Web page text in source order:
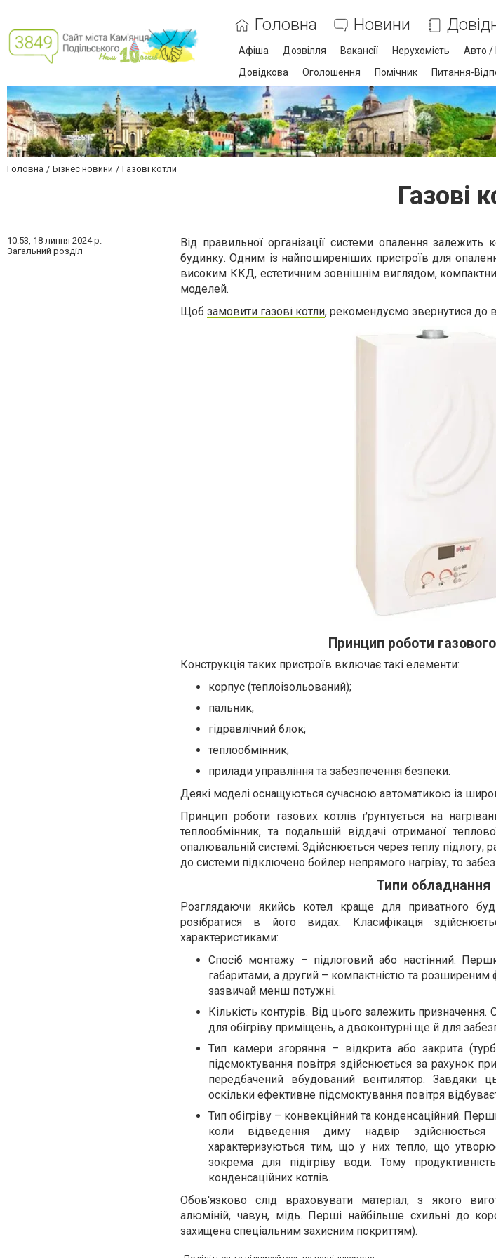
Головна Новини
Афіша Дозвілля Вакансії Нерухомість Авто /
Довідкова
Оголошення Помічник Питання-
Головна Бізнес новини Газові котли
Газові
10:53, 18 липня 2024 р.
Загальний розділ
Від правильної організації системи опалення
будинку. Одним із найпоширеніших пристроїв для
високим ККД, естетичним зовнішнім виглядом,
моделей.
Щоб замовити газові котли, рекомендуємо звернутися до
Принцип роботи
Конструкція таких пристроїв включає такі елементи:
корпус (теплоізольований);
пальник;
гідравлічний блок;
теплообмінник;
прилади управління та забезпечення безпеки.
Деякі моделі оснащуються сучасною автоматикою із
Принцип роботи газових котлів ґрунтується на
теплообмінник, та подальшій віддачі отриманої
опалювальній системі. Здійснюється через теплу
до системи підключено бойлер непрямого нагріву, то
Типи обладнання
Розглядаючи якийсь котел краще для приватного
розібратися в його видах. Класифікація
характеристиками:
Спосіб монтажу – підлоговий або настінний.
габаритами, а другий – компактністю та
зазвичай менш потужні.
Кількість контурів. Від цього залежить
для обігріву приміщень, а двоконтурні ще й для
Тип камери згоряння – відкрита або закрита
підсмоктування повітря здійснюється за рахунок
передбачений вбудований вентилятор.
оскільки ефективне підсмоктування повітря
Тип обігріву – конвекційний та конденсаційний.
коли відведення диму надвір
характеризуються тим, що у них тепло, що
зокрема для підігріву води. Тому
конденсаційних котлів.
Обов'язково слід враховувати матеріал, з якого
алюміній, чавун, мідь. Перші найбільше схильні до
захищена спеціальним захисним покриттям).